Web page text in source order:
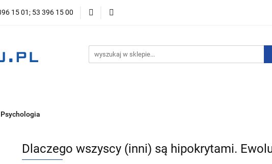
15 01; 53 396 15 00
Nowości Zapowiedzi
Wydawnictwa
Psychologia
Dlaczego wszyscy (inni) są hipokrytami.